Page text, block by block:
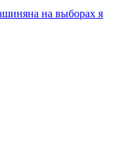
на выборах я